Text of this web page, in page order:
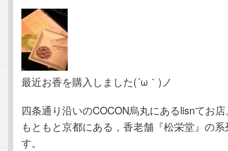
最近お香を購入しました(´ω｀)ノ
四条通り沿いのCOCON烏丸にあるlisnてお
もともと京都にある，香老舗『松栄堂』の
す。